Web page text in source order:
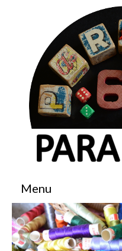
Menu
Accueil
Boutique